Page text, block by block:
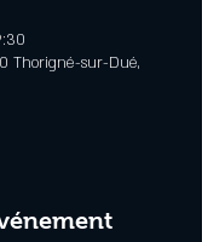
Thorigné-sur-Dué,